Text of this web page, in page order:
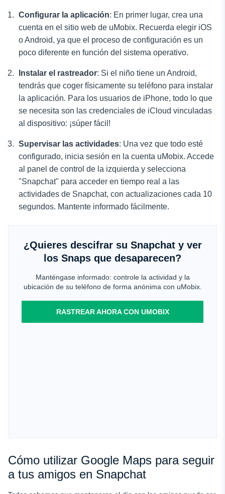
Configurar la aplicación: En primer lugar, crea una
cuenta en el sitio web de uMobix. Recuerda elegir iOS
o Android, ya que el proceso de configuración es un
poco diferente en función del sistema operativo.
Instalar el rastreador: Si el niño tiene un Android,
tendrás que coger físicamente su teléfono para instalar
la aplicación. Para los usuarios de iPhone, todo lo que
se necesita son las credenciales de iCloud vinculadas
al dispositivo: ¡súper fácil!
Supervisar las actividades: Una vez que todo esté
configurado, inicia sesión en la cuenta uMobix. Accede
al panel de control de la izquierda y selecciona
"Snapchat" para acceder en tiempo real a las
actividades de Snapchat, con actualizaciones cada 10
segundos. Mantente informado fácilmente.
¿Quieres descifrar su Snapchat y ver
los Snaps que desaparecen?
Manténgase informado: controle la actividad y la
ubicación de su teléfono de forma anónima con uMobix.
RASTREAR AHORA CON UMOBIX
Cómo utilizar Google Maps para seguir
a tus amigos en Snapchat